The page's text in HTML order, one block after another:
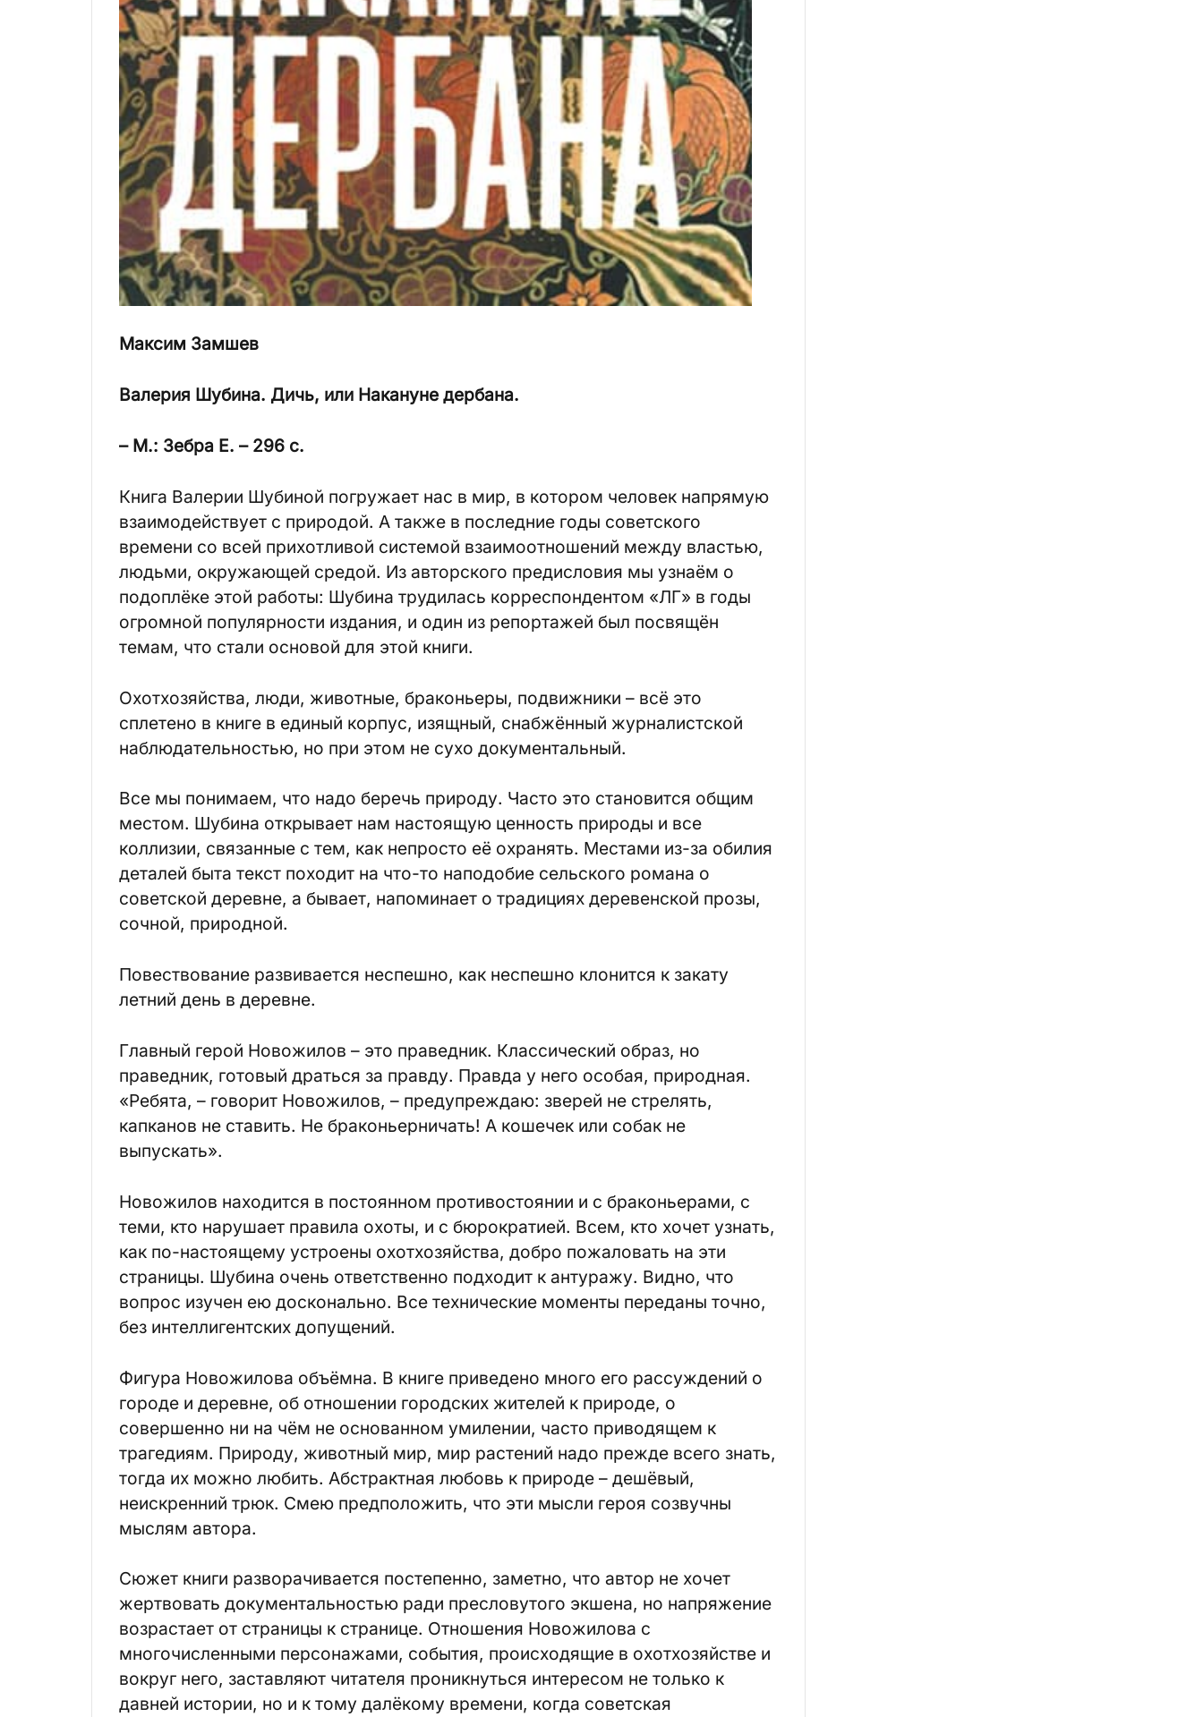
Максим Замшев
Валерия Шубина. Дичь, или Накануне дербана.
– М.: Зебра Е. – 296 с.
Книга Валерии Шубиной погружает нас в мир, в котором человек напрямую
взаимодействует с природой. А также в последние годы советского
времени со всей прихотливой системой взаимоотношений между властью,
людьми, окружающей средой. Из авторского предисловия мы узнаём о
подоплёке этой работы: Шубина трудилась корреспондентом «ЛГ» в годы
огромной популярности издания, и один из репортажей был посвящён
темам, что стали основой для этой книги.
Охотхозяйства, люди, животные, браконьеры, подвижники – всё это
сплетено в книге в единый корпус, изящный, снабжённый журналистской
наблюдательностью, но при этом не сухо документальный.
Все мы понимаем, что надо беречь природу. Часто это становится общим
местом. Шубина открывает нам настоящую ценность природы и все
коллизии, связанные с тем, как непросто её охранять. Местами из-за обилия
деталей быта текст походит на что-то наподобие сельского романа о
советской деревне, а бывает, напоминает о традициях деревенской прозы,
сочной, природной.
Повествование развивается неспешно, как неспешно клонится к закату
летний день в деревне.
Главный герой Новожилов – это праведник. Классический образ, но
праведник, готовый драться за правду. Правда у него особая, природная.
«Ребята, – говорит Новожилов, – предупреждаю: зверей не стрелять,
капканов не ставить. Не браконьерничать! А кошечек или собак не
выпускать».
Новожилов находится в по­стоянном противостоянии и с браконьерами, с
теми, кто нарушает правила охоты, и с бюрократией. Всем, кто хочет узнать,
как по-настоящему устроены охотхозяйства, добро пожаловать на эти
страницы. Шубина очень ответственно подходит к антуражу. Видно, что
вопрос изучен ею досконально. Все технические моменты переданы точно,
без интеллигентских допущений.
Фигура Новожилова объёмна. В книге приведено много его рассуждений о
городе и деревне, об отношении городских жителей к природе, о
совершенно ни на чём не основанном умилении, часто приводящем к
трагедиям. Природу, животный мир, мир растений надо прежде всего знать,
тогда их можно любить. Абстрактная любовь к природе – дешёвый,
неискренний трюк. Смею предположить, что эти мысли героя созвучны
мыслям автора.
Сюжет книги разворачивается постепенно, заметно, что автор не хочет
жертвовать документальностью ради пресловутого экшена, но напряжение
возрастает от страницы к странице. Отношения Новожилова с
многочисленными персонажами, события, происходящие в охотхозяйстве и
вокруг него, заставляют читателя проникнуться интересом не только к
давней истории, но и к тому далёкому времени, когда советская